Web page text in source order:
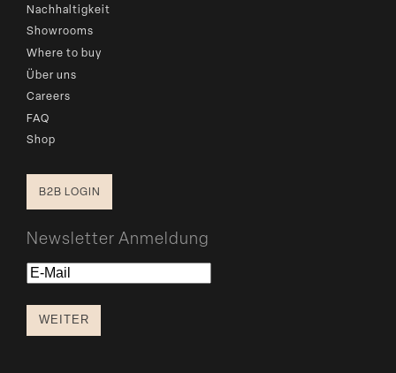
Nachhaltigkeit
Showrooms
Where to buy
Über uns
Careers
FAQ
Shop
B2B LOGIN
Newsletter Anmeldung
E-
WEITER